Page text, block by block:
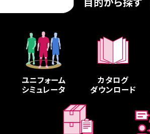
ユニフォーム
シミュレータ
カタログ
ダウンロード